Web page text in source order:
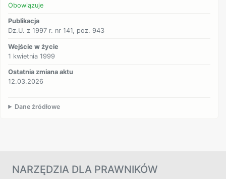
Obowiązuje
Publikacja
Dz.U. z 1997 r. nr 141, poz. 943
Wejście w życie
1 kwietnia 1999
Ostatnia zmiana aktu
12.03.2026
Dane źródłowe
NARZĘDZIA DLA PRAWNIKÓW